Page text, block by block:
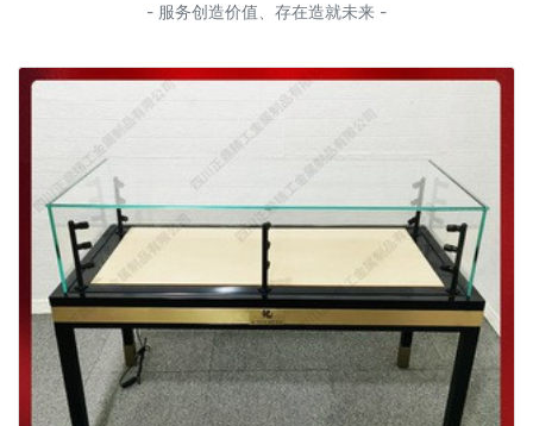
- 服务创造价值、存在造就未来 -